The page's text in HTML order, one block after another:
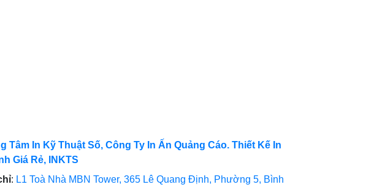
Tâm In Kỹ Thuật Số, Công Ty In Ấn Quảng Cáo. Thiết Kế In
Giá Rẻ, INKTS
: L1 Toà Nhà MBN Tower, 365 Lê Quang Định, Phường 5, Bình